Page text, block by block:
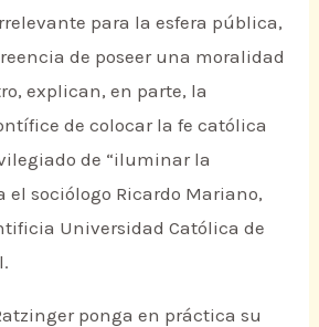
para la esfera pública,
de poseer una moralidad
explican, en parte, la
de colocar la fe católica
de “iluminar la
el sociólogo Ricardo Mariano,
Universidad Católica de
ponga en práctica su